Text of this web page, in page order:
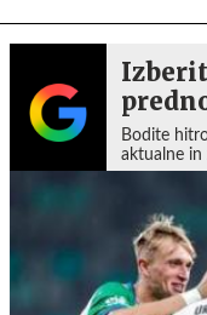
Bodite
aktualne in